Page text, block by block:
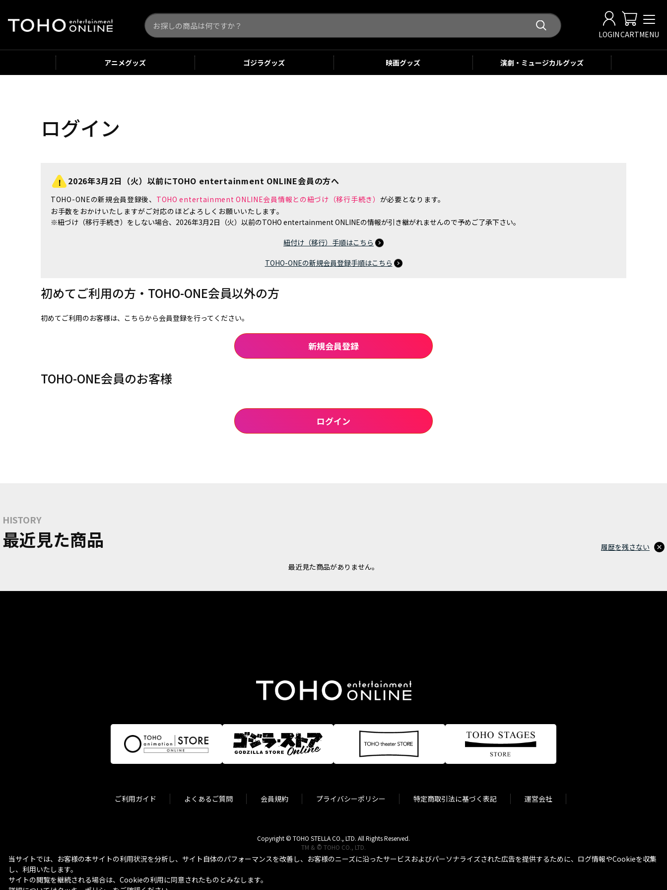
LOGINCARTMENU
アニメグッズ ゴジラグッズ 映画グッズ 演劇・ミュージカルグッズ
ログイン
2026年3月2日（火）以前にTOHO entertainment ONLINE会員の方へ
TOHO-ONEの新規会員登録後、 TOHO entertainment ONLINE会員情報との紐づけ（移行手続き） が必要となります。
お手数をおかけいたしますがご対応のほどよろしくお願いいたします。
※紐づけ（移行手続き）をしない場合、2026年3月2日（火）以前のTOHO entertainment ONLINEの情報が引き継がれませんので予めご了承下さい。
紐付け（移行）手順はこちら
TOHO-ONEの新規会員登録手順はこちら
初めてご利用の方・TOHO-ONE会員以外の方
初めてご利用のお客様は、こちらから会員登録を行ってください。
TOHO-ONE会員のお客様
HISTORY
最近見た商品
最近見た商品がありません。
履歴を残さない
ご利用ガイド よくあるご質問 会員規約 プライバシーポリシー 特定商取引法に基づく表記 運営会社
Copyright © TOHO STELLA CO., LTD. All Rights Reserved.
TM & © TOHO CO., LTD.
当サイトでは、お客様の本サイトの利用状況を分析し、サイト自体のパフォーマンスを改善し、お客様のニーズに沿ったサービスおよびパーソナライズされた広告を提供するために、ログ情報やCookieを収集
し、利用いたします。
サイトの閲覧を継続される場合は、Cookieの利用に同意されたものとみなします。